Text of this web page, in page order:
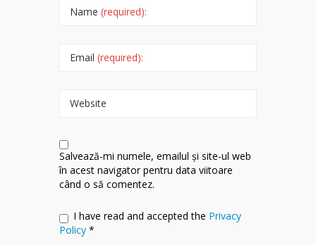
Name (required):
Email (required):
Website
Salvează-mi numele, emailul și site-ul web
în acest navigator pentru data viitoare
când o să comentez.
I have read and accepted the Privacy
Policy *